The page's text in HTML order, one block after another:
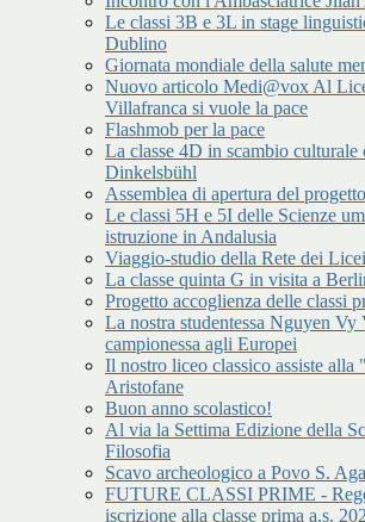
Le classi 3B e 3L in stage
Dublino
Giornata mondiale della salute
Nuovo articolo Medi@vox Al
Villafranca si vuole la pace
Flashmob per la pace
La classe 4D in scambio
Dinkelsbühl
Assemblea di apertura del
Le classi 5H e 5I delle Scienze
istruzione in Andalusia
Viaggio-studio della Rete dei
La classe quinta G in visita a
Progetto accoglienza delle classi
La nostra studentessa Nguyen Vy
campionessa agli Europei
Il nostro liceo classico assiste alla
Aristofane
Buon anno scolastico!
Al via la Settima Edizione della
Filosofia
Scavo archeologico a Povo S.
FUTURE CLASSI PRIME -
iscrizione alla classe prima a.s.